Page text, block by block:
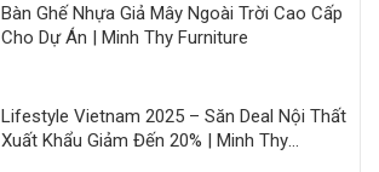
Bàn Ghế Nhựa Giả Mây Ngoài Trời Cao Cấp
Cho Dự Án | Minh Thy Furniture
Lifestyle Vietnam 2025 – Săn Deal Nội Thất
Xuất Khẩu Giảm Đến 20% | Minh Thy